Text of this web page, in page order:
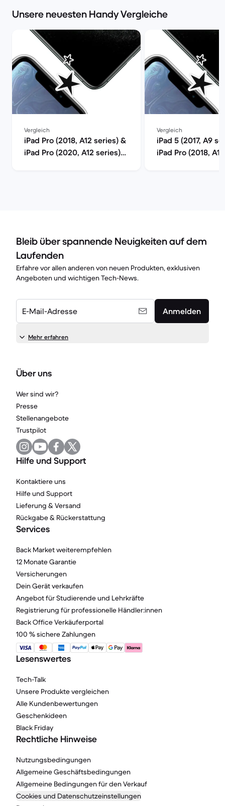
Unsere neuesten Handy Vergleiche
Vergleich
iPad Pro (2018, A12 series) &
iPad Pro (2020, A12 series)
Vergleich
iPad 5 (2017, A9
iPad Pro (2018,
Bleib über spannende Neuigkeiten auf dem
Laufenden
Erfahre vor allen anderen von neuen Produkten, exklusiven
Angeboten und wichtigen Tech-News.
E-Mail-Adresse Anmelden
Mehr erfahren
Über uns
Wer sind wir?
Presse
Stellenangebote
Trustpilot
Hilfe und Support
Kontaktiere uns
Hilfe und Support
Lieferung & Versand
Rückgabe & Rückerstattung
Services
Back Market weiterempfehlen
12 Monate Garantie
Versicherungen
Dein Gerät verkaufen
Angebot für Studierende und Lehrkräfte
Registrierung für professionelle Händler:innen
Back Office Verkäuferportal
100 % sichere Zahlungen
Lesenswertes
Tech-Talk
Unsere Produkte vergleichen
Alle Kundenbewertungen
Geschenkideen
Black Friday
Rechtliche Hinweise
Nutzungsbedingungen
Allgemeine Geschäftsbedingungen
Allgemeine Bedingungen für den Verkauf
Cookies und Datenschutzeinstellungen